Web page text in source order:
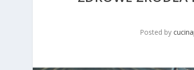
Posted by